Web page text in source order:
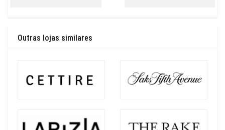
Outras lojas similares